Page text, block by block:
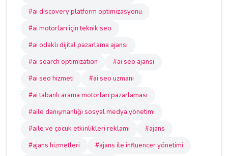
#ai discovery platform optimizasyonu
#ai motorları için teknik seo
#ai odaklı dijital pazarlama ajansı
#ai search optimization
#ai seo ajansı
#ai seo hizmeti
#ai seo uzmanı
#ai tabanlı arama motorları pazarlaması
#aile danışmanlığı sosyal medya yönetimi
#aile ve çocuk etkinlikleri reklamı
#ajans
#ajans hizmetleri
#ajans ile influencer yönetimi